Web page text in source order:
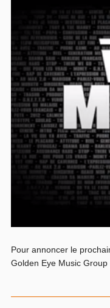
Pour annoncer le
Golden Eye Music Group